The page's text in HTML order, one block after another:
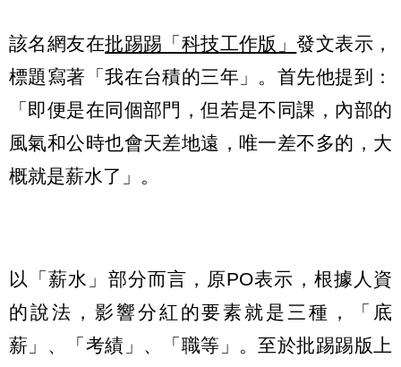
該名網友在批踢踢「科技工作版」發文表示，
標題寫著「我在台積的三年」。首先他提到：
「即便是在同個部門，但若是不同課，內部的
風氣和公時也會天差地遠，唯一差不多的，大
概就是薪水了」。
以「薪水」部分而言，原PO表示，根據人資
的說法，影響分紅的要素就是三種，「底
薪」、「考績」、「職等」。至於批踢踢版上